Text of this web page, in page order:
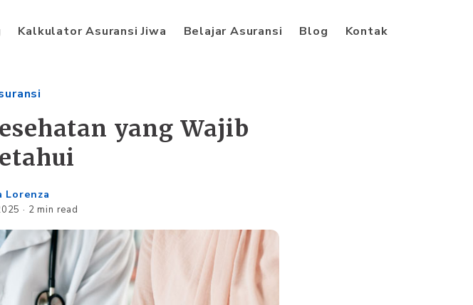
Kalkulator Asuransi Jiwa Belajar Asuransi Blog Kontak
yang Wajib
Lorenza
· 2 min read